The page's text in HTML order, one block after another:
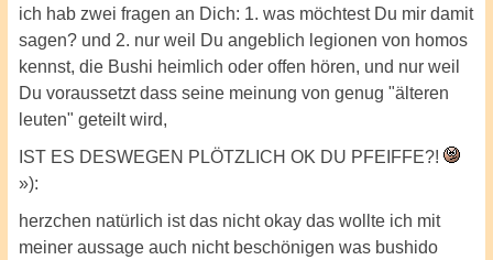
ich hab zwei fragen an Dich: 1. was möchtest Du mir damit
sagen? und 2. nur weil Du angeblich legionen von homos
kennst, die Bushi heimlich oder offen hören, und nur weil
Du voraussetzt dass seine meinung von genug "älteren
leuten" geteilt wird,
IST ES DESWEGEN PLÖTZLICH OK DU PFEIFFE?!
»):
herzchen natürlich ist das nicht okay das wollte ich mit
meiner aussage auch nicht beschönigen was bushido